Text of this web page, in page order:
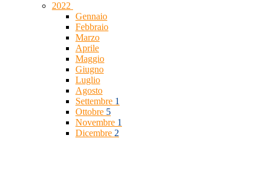
2022
Gennaio
Febbraio
Marzo
Aprile
Maggio
Giugno
Luglio
Agosto
Settembre 1
Ottobre 5
Novembre 1
Dicembre 2